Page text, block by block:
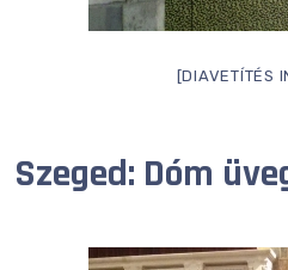
[DIAVETÍTÉS
Szeged: Dóm